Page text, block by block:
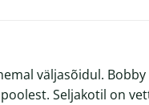
väljasõidul. Bobby
Seljakotil on